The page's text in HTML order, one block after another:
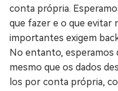
conta própria.
que fazer e o que evitar
importantes exigem
No entanto, esperamos
mesmo que os dados
los por conta própria,